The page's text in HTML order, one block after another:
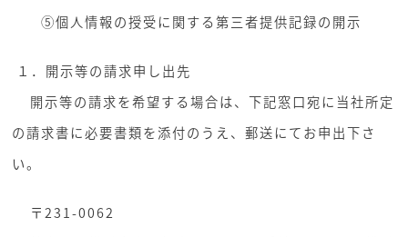
⑤個人情報の授受に関する第三者提供記録の開示
１．開示等の請求申し出先
開示等の請求を希望する場合は、下記窓口宛に当社所定
の請求書に必要書類を添付のうえ、郵送にてお申出下さ
い。
〒231-0062